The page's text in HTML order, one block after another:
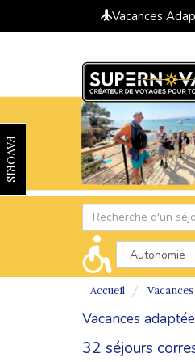
Vacances
FAVORIS
Accueil
Vacances
32 séjours